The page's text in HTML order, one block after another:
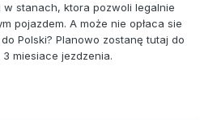
stanach, ktora pozwoli legalnie
pojazdem. A może nie opłaca sie
Polski? Planowo zostanę tutaj do
miesiace jezdzenia.